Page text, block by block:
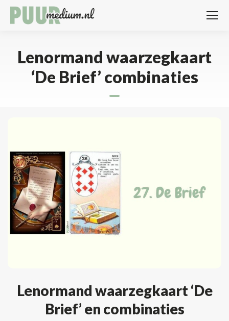
Lenormand waarzegkaart
‘De Brief’ combinaties
Lenormand waarzegkaart ‘De
Brief’ en combinaties